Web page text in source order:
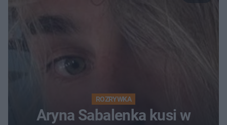
ROZRYWKA
Aryna Sabalenka kusi w